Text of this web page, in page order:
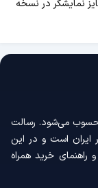
سایز نمایشگر در نسخه
می‌شود. رسالت
ایران است و در این
خرید همراه